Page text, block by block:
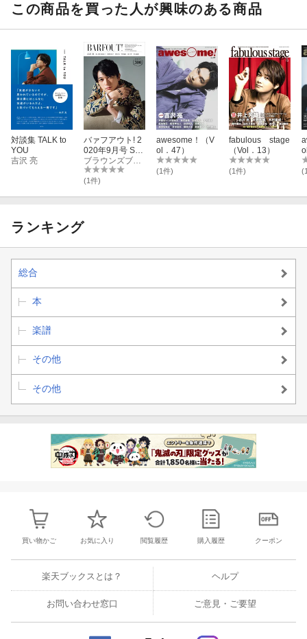
この商品を買った人が興味のある商品
対談集 TALK to
YOU
吉沢 亮
バァフアウト! 2
020年9月号 SE
PTEMBER 2020
Volume 300 吉
沢亮
(1件)
awesome！（V
ol．47）
(1件)
fabulous stage
（Vol．13）
(1件)
ランキング
総合
本
楽譜
その他
その他
買い物かご お気に入り 閲覧履歴 購入履歴 クーポン
楽天ブックスとは？ ヘルプ
お問い合わせ窓口 ご意見・ご要望